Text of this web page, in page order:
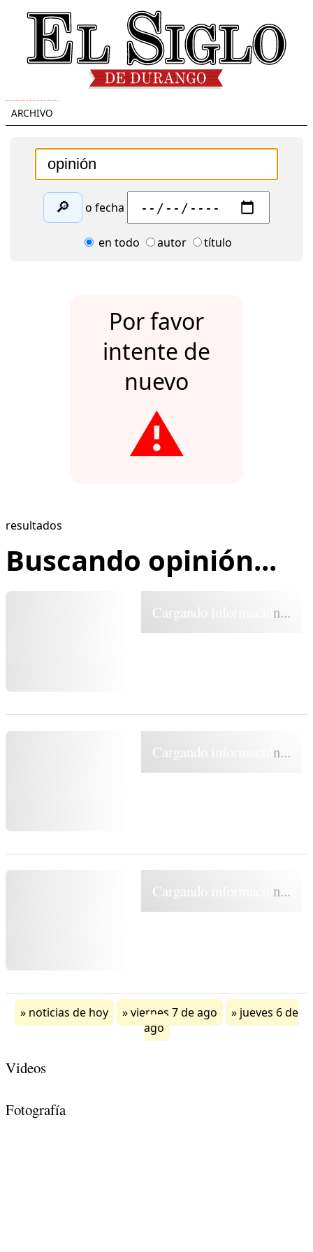
ARCHIVO
🔎 o fecha
en todo autor título
Por favor
intente de
nuevo
⚠️
resultados
Buscando opinión...
Cargando información...
Cargando información...
Cargando información...
noticias de hoy viernes 7 de ago
jueves 6 de
ago
Videos
Fotografía